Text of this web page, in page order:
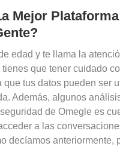
Mejor
edad y te llama la
que tener cuidado
que tus datos pueden ser
Además, algunos
de Omegle es
a las
decíamos anteriormente,